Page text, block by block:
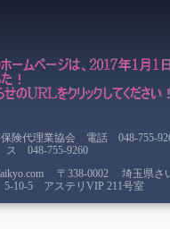
険代理業協会 電話 048-755-
ス 048-755-9260
〒338-0002 埼玉県さ
10-5 アステリVIP 211号室